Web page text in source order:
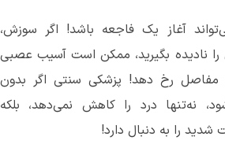
آغاز یک فاجعه باشد! اگر سوزش،
نادیده بگیرید، ممکن است آسیب عصبی
مفاصل رخ دهد! پزشکی سنتی اگر بدون
نه‌تنها درد را کاهش نمی‌دهد، بلکه
را به دنبال دارد!